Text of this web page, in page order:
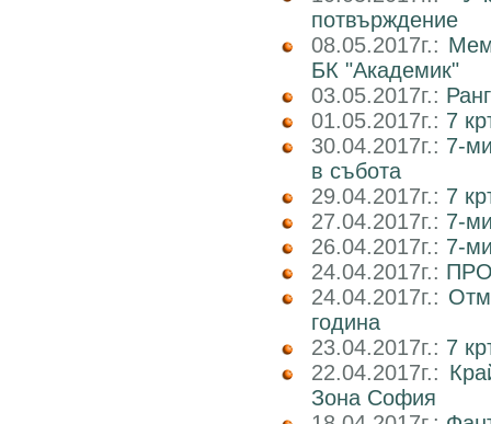
потвърждение
08.05.2017г.:
БК "Академик"
03.05.2017г.:
01.05.2017г.: 7
30.04.2017г.: 7-
в събота
29.04.2017г.: 7
27.04.2017г.: 7-
26.04.2017г.: 7-
24.04.2017г.:
24.04.2017г.:
година
23.04.2017г.: 7
22.04.2017г.:
Зона София